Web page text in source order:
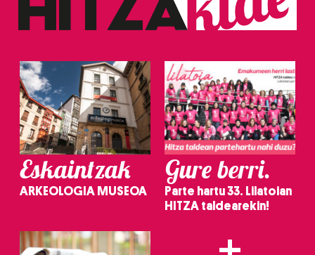
Eskaintzak
ARKEOLOGIA MUSEOA
Gure berri.
Parte hartu 33. Lilatoian
HITZA taldearekin!